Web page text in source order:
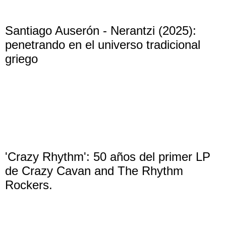
Santiago Auserón - Nerantzi (2025):
penetrando en el universo tradicional
griego
'Crazy Rhythm': 50 años del primer LP
de Crazy Cavan and The Rhythm
Rockers.